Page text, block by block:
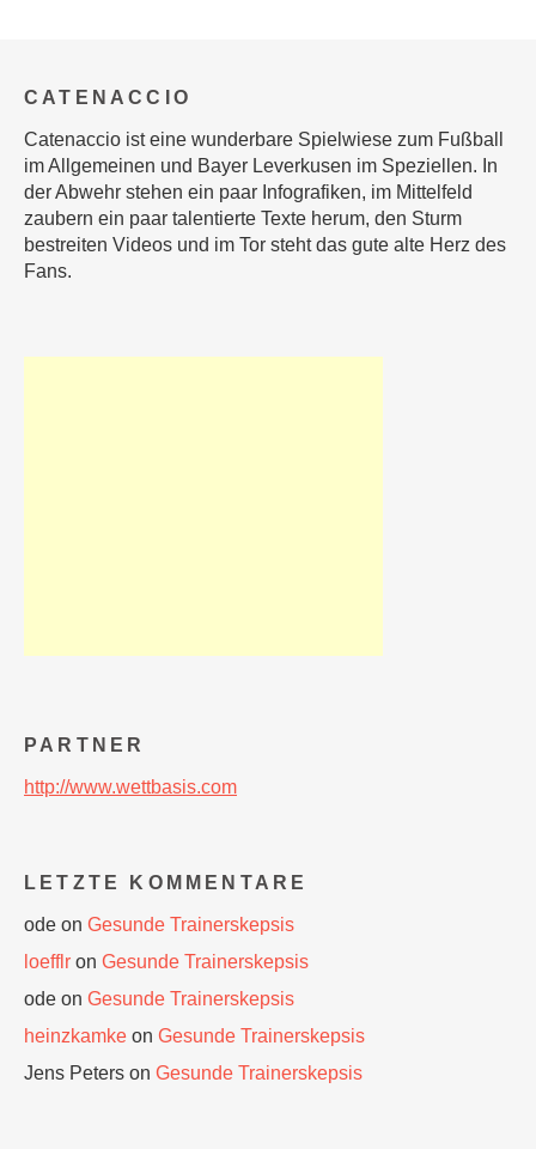
CATENACCIO
Catenaccio ist eine wunderbare Spielwiese zum Fußball
im Allgemeinen und Bayer Leverkusen im Speziellen. In
der Abwehr stehen ein paar Infografiken, im Mittelfeld
zaubern ein paar talentierte Texte herum, den Sturm
bestreiten Videos und im Tor steht das gute alte Herz des
Fans.
PARTNER
http://www.wettbasis.com
LETZTE KOMMENTARE
ode on Gesunde Trainerskepsis
loefflr on Gesunde Trainerskepsis
ode on Gesunde Trainerskepsis
heinzkamke on Gesunde Trainerskepsis
Jens Peters on Gesunde Trainerskepsis